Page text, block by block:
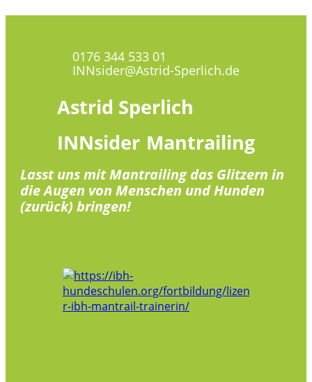
0176 344 533 01
INNsider@Astrid-Sperlich.de
Astrid Sperlich
INNsider Mantrailing
Lasst uns mit Mantrailing das Glitzern in
die Augen von Menschen und Hunden
(zurück) bringen!